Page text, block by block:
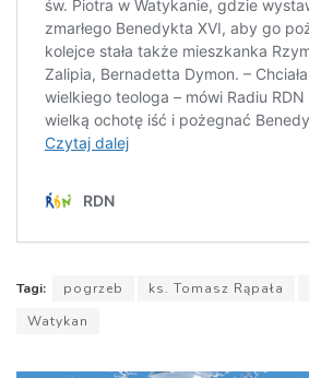
Tagi: pogrzeb ks. Tomasz Rąpała
Watykan